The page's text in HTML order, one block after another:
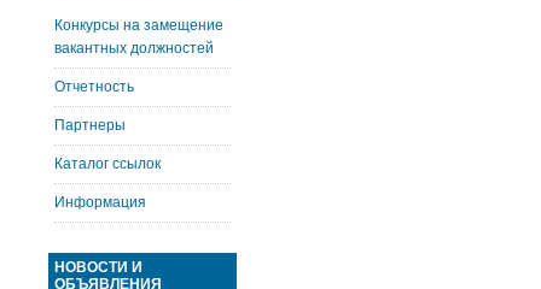
Конкурсы на замещение
вакантных должностей
Отчетность
Партнеры
Каталог ссылок
Информация
НОВОСТИ И
ОБЪЯВЛЕНИЯ